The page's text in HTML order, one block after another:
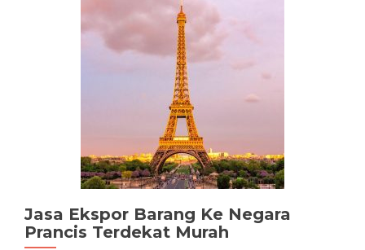
Jasa Ekspor Barang Ke Negara
Prancis Terdekat Murah